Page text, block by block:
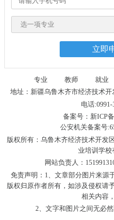
专业 教师 就业
地址：新疆乌鲁木齐市经济技术
电话:0991-
备案号：新ICP
公安机关备案号
版权所有：乌鲁木齐经济技术开发
业培训学校
网站负责人：
免责声明：1、文章部分图片来源
版权归原作者所有，如涉及侵权请
相关内容
2、文字和图片之间无必